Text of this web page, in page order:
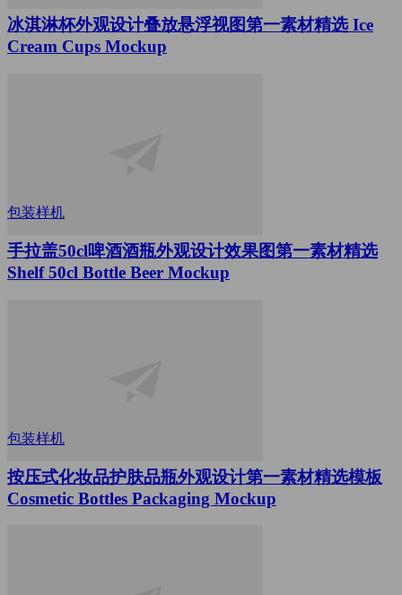
冰淇淋杯外观设计叠放悬浮视图第一素材精选 Ice
Cream Cups Mockup
包装样机
手拉盖50cl啤酒酒瓶外观设计效果图第一素材精选
Shelf 50cl Bottle Beer Mockup
包装样机
按压式化妆品护肤品瓶外观设计第一素材精选模板
Cosmetic Bottles Packaging Mockup